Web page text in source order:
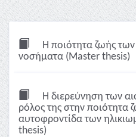
Η ποιότητα ζωής
νοσήματα (Master thesis)
Η διερεύνηση των
ρόλος της στην ποιότητα
αυτοφροντίδα των
thesis)